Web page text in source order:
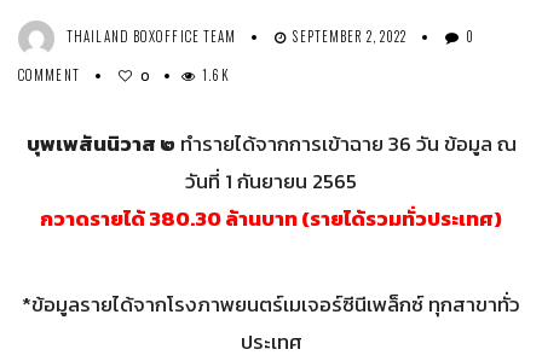
THAILAND BOXOFFICE TEAM SEPTEMBER 2, 2022
0
COMMENT
0 1.6K
บุพเพสันนิวาส ๒ ทำรายได้จากการเข้าฉาย 36 วัน ข้อมูล ณ
วันที่ 1 กันยายน 2565
กวาดรายได้ 380.30 ล้านบาท (รายได้รวมทั่วประเทศ)
*ข้อมูลรายได้จากโรงภาพยนตร์เมเจอร์ซีนีเพล็กซ์ ทุกสาขาทั่ว
ประเทศ